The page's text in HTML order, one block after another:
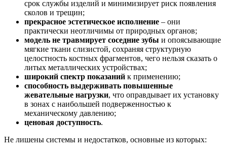
срок службы изделий и минимизирует риск появления
сколов и трещин;
прекрасное эстетическое исполнение – они
практически неотличимы от природных органов;
модель не травмирует соседние зубы и опоясывающие
мягкие ткани слизистой, сохраняя структурную
целостность костных фрагментов, чего нельзя сказать о
литых металлических устройствах;
широкий спектр показаний к применению;
способность выдерживать повышенные
жевательные нагрузки, что оправдывает их установку
в зонах с наибольшей подверженностью к
механическому давлению;
ценовая доступность.
Не лишены системы и недостатков, основные из которых: